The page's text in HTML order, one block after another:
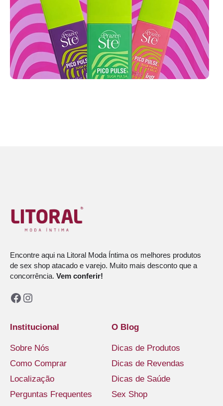
Encontre aqui na Litoral Moda Íntima os melhores produtos
de sex shop atacado e varejo. Muito mais desconto que a
concorrência. Vem conferir!
Facebook
Instagram
Institucional
Sobre Nós
Como Comprar
Localização
Perguntas Frequentes
O Blog
Dicas de Produtos
Dicas de Revendas
Dicas de Saúde
Sex Shop